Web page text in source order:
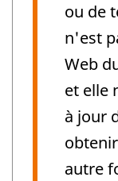
ou de
n'est
Web
et elle
à jour
autre